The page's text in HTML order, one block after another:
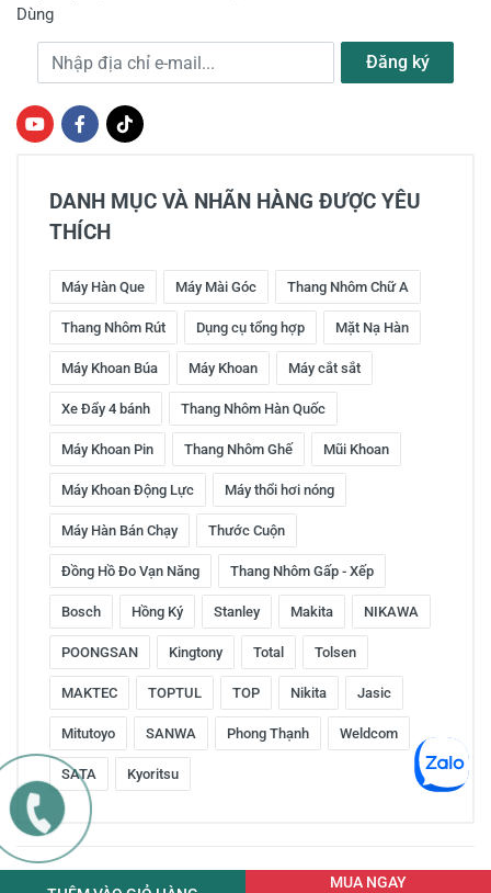
Dùng
Địa chỉ e-mail Đăng ký
DANH MỤC VÀ NHÃN HÀNG ĐƯỢC YÊU
THÍCH
Máy Hàn Que Máy Mài Góc Thang Nhôm Chữ A
Thang Nhôm Rút Dụng cụ tổng hợp Mặt Nạ Hàn
Máy Khoan Búa Máy Khoan Máy cắt sắt
Xe Đẩy 4 bánh Thang Nhôm Hàn Quốc
Máy Khoan Pin Thang Nhôm Ghế Mũi Khoan
Máy Khoan Động Lực Máy thổi hơi nóng
Máy Hàn Bán Chạy Thước Cuộn
Đồng Hồ Đo Vạn Năng Thang Nhôm Gấp - Xếp
Bosch Hồng Ký Stanley Makita NIKAWA
POONGSAN Kingtony Total Tolsen
MAKTEC TOPTUL TOP Nikita Jasic
Mitutoyo SANWA Phong Thạnh Weldcom
SATA Kyoritsu
Copyright © 2016 by ketnoitieudung.vn. All rights reserved
MUA NGAY